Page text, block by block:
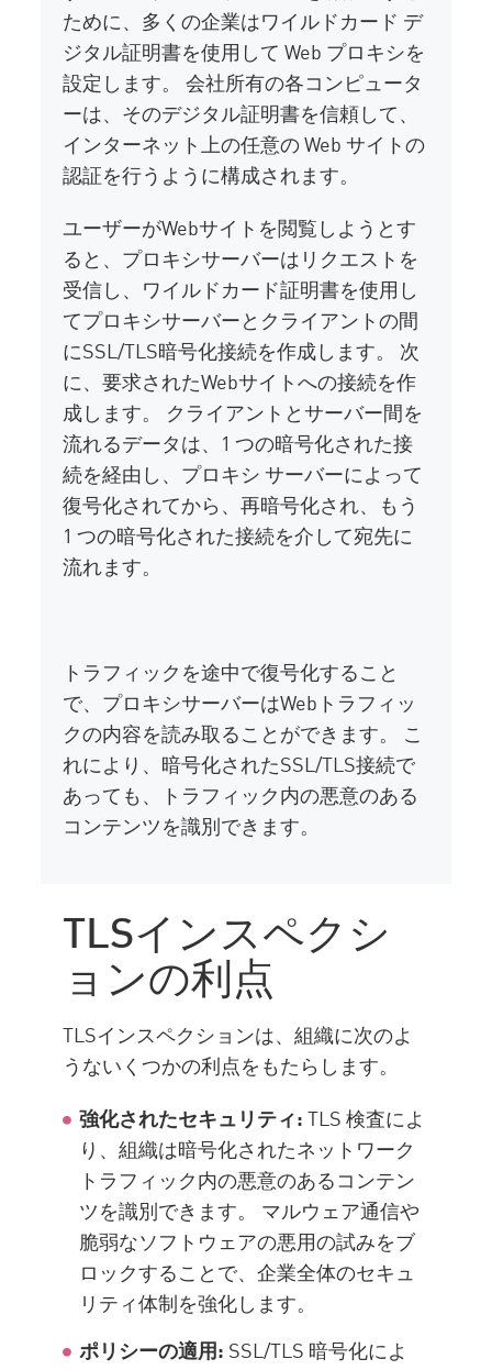
ために、多くの企業はワイルドカード デ
ジタル証明書を使用して Web プロキシを
設定します。 会社所有の各コンピュータ
ーは、そのデジタル証明書を信頼して、
インターネット上の任意の Web サイトの
認証を行うように構成されます。
ユーザーがWebサイトを閲覧しようとす
ると、プロキシサーバーはリクエストを
受信し、ワイルドカード証明書を使用し
てプロキシサーバーとクライアントの間
にSSL/TLS暗号化接続を作成します。 次
に、要求されたWebサイトへの接続を作
成します。 クライアントとサーバー間を
流れるデータは、1 つの暗号化された接
続を経由し、プロキシ サーバーによって
復号化されてから、再暗号化され、もう
1 つの暗号化された接続を介して宛先に
流れます。
トラフィックを途中で復号化すること
で、プロキシサーバーはWebトラフィッ
クの内容を読み取ることができます。 こ
れにより、暗号化されたSSL/TLS接続で
あっても、トラフィック内の悪意のある
コンテンツを識別できます。
TLSインスペクシ
ョンの利点
TLSインスペクションは、組織に次のよ
うないくつかの利点をもたらします。
強化されたセキュリティ:TLS 検査によ
り、組織は暗号化されたネットワーク
トラフィック内の悪意のあるコンテン
ツを識別できます。 マルウェア通信や
脆弱なソフトウェアの悪用の試みをブ
ロックすることで、企業全体のセキュ
リティ体制を強化します。
ポリシーの適用: SSL/TLS 暗号化によ